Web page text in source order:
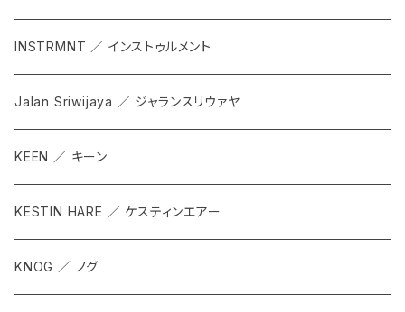
INSTRMNT ／ インストゥルメント
Jalan Sriwijaya ／ ジャランスリウァヤ
KEEN ／ キーン
KESTIN HARE ／ ケスティンエアー
KNOG ／ ノグ